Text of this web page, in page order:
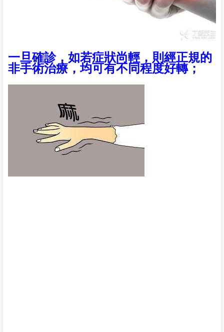
一旦確診，如若症狀尚輕，則經正規的
非手術治療，均可有不同程度好轉；